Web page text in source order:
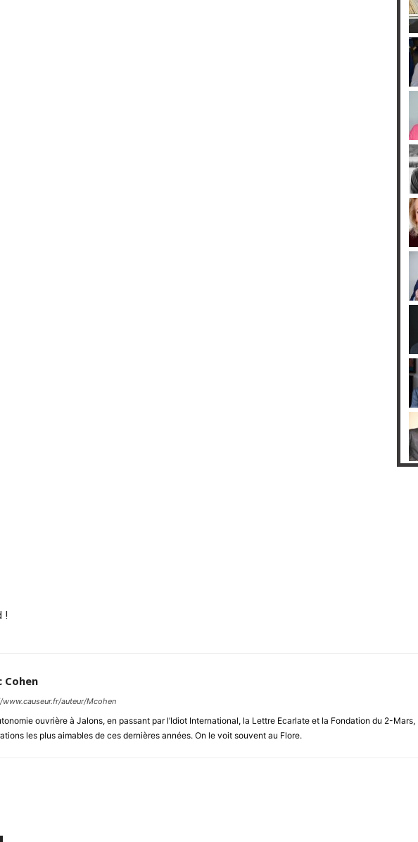
!
Cohen
auteur/Mcohen
ouvrière à Jalons, en passant par l’Idiot International, la Lettre Ecarlate et la Fondation du 2-
les plus aimables de ces dernières années. On le voit souvent au Flore.